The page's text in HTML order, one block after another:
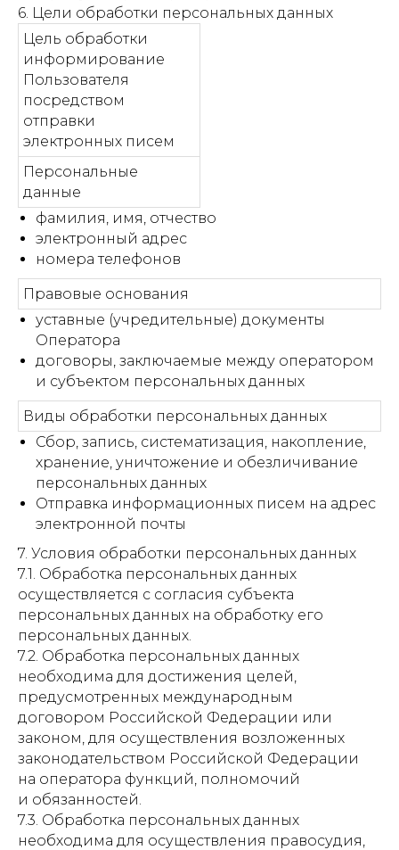
6. Цели обработки персональных данных
Цель обработки
информирование
Пользователя
посредством
отправки
электронных писем
Персональные
данные
фамилия, имя, отчество
электронный адрес
номера телефонов
Правовые основания
уставные (учредительные) документы
Оператора
договоры, заключаемые между оператором
и субъектом персональных данных
Виды обработки персональных данных
Сбор, запись, систематизация, накопление,
хранение, уничтожение и обезличивание
персональных данных
Отправка информационных писем на адрес
электронной почты
7. Условия обработки персональных данных
7.1. Обработка персональных данных
осуществляется с согласия субъекта
персональных данных на обработку его
персональных данных.
7.2. Обработка персональных данных
необходима для достижения целей,
предусмотренных международным
договором Российской Федерации или
законом, для осуществления возложенных
законодательством Российской Федерации
на оператора функций, полномочий
и обязанностей.
7.3. Обработка персональных данных
необходима для осуществления правосудия,